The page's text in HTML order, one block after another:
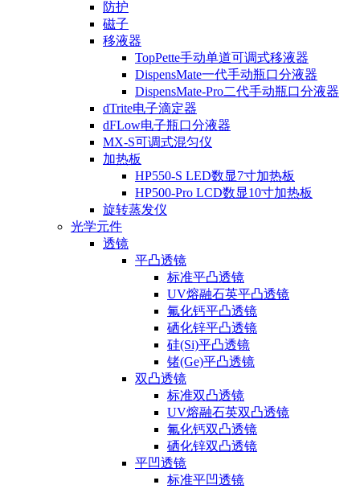
防护
磁子
移液器
TopPette手动单道可调式移液器
DispensMate一代手动瓶口分液器
DispensMate-Pro二代手动瓶口分液器
dTrite电子滴定器
dFLow电子瓶口分液器
MX-S可调式混匀仪
加热板
HP550-S LED数显7寸加热板
HP500-Pro LCD数显10寸加热板
旋转蒸发仪
光学元件
透镜
平凸透镜
标准平凸透镜
UV熔融石英平凸透镜
氟化钙平凸透镜
硒化锌平凸透镜
硅(Si)平凸透镜
锗(Ge)平凸透镜
双凸透镜
标准双凸透镜
UV熔融石英双凸透镜
氟化钙双凸透镜
硒化锌双凸透镜
平凹透镜
标准平凹透镜